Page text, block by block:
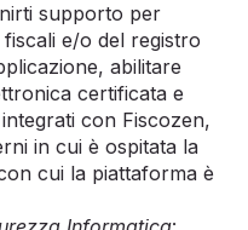
supporto per
e/o del registro
abilitare
certificata e
con Fiscozen,
in cui è ospitata la
cui la piattaforma è